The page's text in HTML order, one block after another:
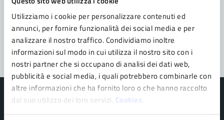
Utilizziamo i cookie per personalizzare contenuti ed
annunci, per fornire funzionalità dei social media e per
analizzare il nostro traffico. Condividiamo inoltre
informazioni sul modo in cui utilizza il nostro sito con i
nostri partner che si occupano di analisi dei dati web,
pubblicità e social media, i quali potrebbero combinarle con
altre informazioni che ha fornito loro o che hanno raccolto
dal suo utilizzo dei loro servizi. Cookies.
Problemi in città
Segnala disservizio